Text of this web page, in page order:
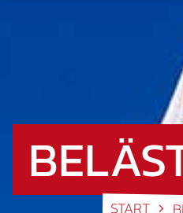
START